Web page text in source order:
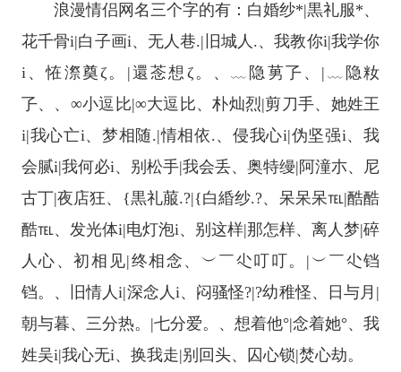
浪漫情侣网名三个字的有：白婚纱*|黒礼服*、
花千骨i|白子画i、无人巷.|旧城人.、我教你i|我学你
i、恠漈奠ζ。|還菍想ζ。、﹏隐莮孒、|﹏隐籹
孒、、∞小逗比|∞大逗比、朴灿烈|剪刀手、她姓王
i|我心亡i、梦相随.|情相依.、侵我心i|伪坚强i、我
会腻i|我何必i、别松手|我会丢、奥特缦|阿潼朩、尼
古丁|夜店狂、{黒礼菔.?|{白緍纱.?、呆呆呆℡|酷酷
酷℡、发光体i|电灯泡i、别这样|那怎样、离人梦|碎
人心、初相见|终相念、︶￣尐叮叮。|︶￣尐铛
铛。、旧情人i|深念人i、闷骚怪?|?幼稚怪、日与月|
朝与暮、三分热。|七分爱。、想着他°|念着她°、我
姓吴i|我心无i、换我走|别回头、囚心锁|焚心劫。